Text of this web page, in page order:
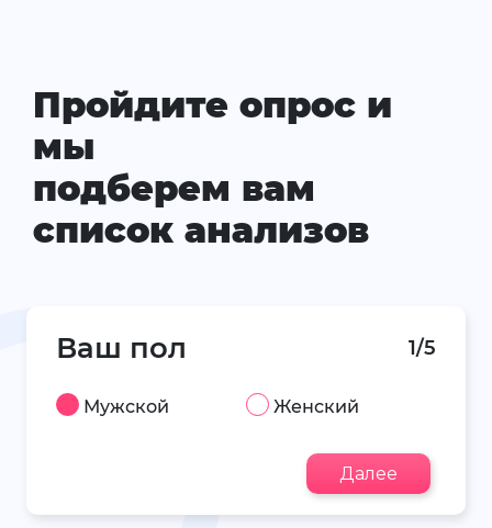
Пройдите опрос и
мы
подберем вам
список анализов
Ваш пол 1/5
Мужской Женский
Далее